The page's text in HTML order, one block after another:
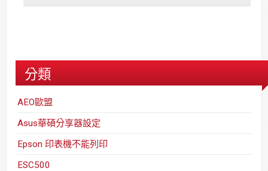
分類
AEO歐盟
Asus華碩分享器設定
Epson 印表機不能列印
ESC500